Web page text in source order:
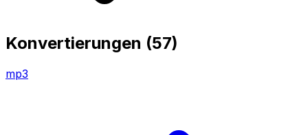
Konvertierungen (57)
mp3